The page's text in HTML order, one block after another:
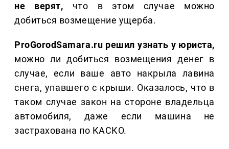
не верят, что в этом случае можно
добиться возмещение ущерба.
ProGorodSamara.ru решил узнать у юриста,
можно ли добиться возмещения денег в
случае, если ваше авто накрыла лавина
снега, упавшего с крыши. Оказалось, что в
таком случае закон на стороне владельца
автомобиля, даже если машина не
застрахована по КАСКО.